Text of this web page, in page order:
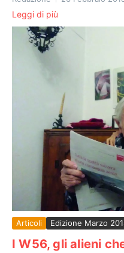
Leggi di più
Articoli Edizione Marzo
I W56, gli alieni